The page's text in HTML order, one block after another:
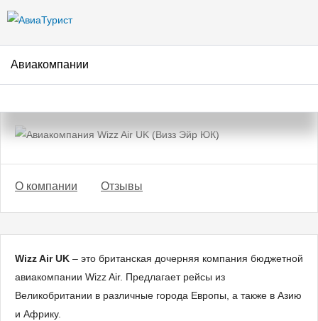
Авиакомпании
Авиакомпания Wizz Air UK
О компании Отзывы
Wizz Air UK – это британская дочерняя компания бюджетной
авиакомпании Wizz Air. Предлагает рейсы из
Великобритании в различные города Европы, а также в Азию
и Африку.